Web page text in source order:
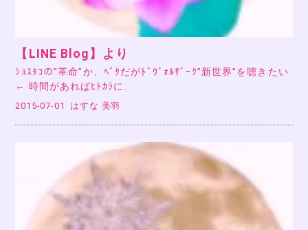
【LINE Blog】より
ｼｮｽﾀｺの”革命”か、ﾍﾞﾀだがﾄﾞｳﾞｫﾙｻﾞｰｸ”新世界”を聴きたい
← 時間があればﾋﾄｶﾗに…
2015-07-01 はすな 美羽